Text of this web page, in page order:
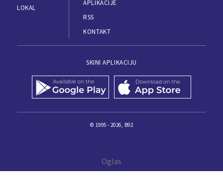
LOKAL
APLIKACIJE
RSS
KONTAKT
SKINI APLIKACIJU
© 1995 - 2026, B92